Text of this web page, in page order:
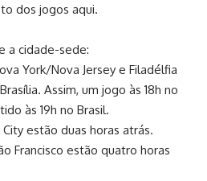
dos jogos aqui.
a cidade-sede:
York/Nova Jersey e Filadélfia
Assim, um jogo às 18h no
às 19h no Brasil.
estão duas horas atrás.
Francisco estão quatro horas